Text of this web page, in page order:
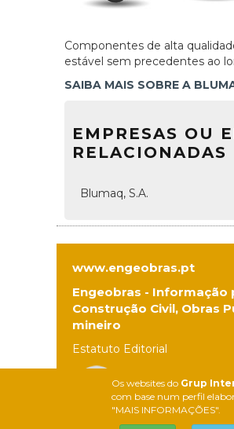
Os websites do Grup
com base num perfil
"MAIS INFORMAÇÕES".
Componentes de alta
estável sem precedentes ao
SAIBA MAIS SOBRE A
EMPRESAS OU
RELACIONADAS
Blumaq, S.A.
www.engeobras.pt
Engeobras - Informação
Construção Civil, Obras
mineiro
Estatuto Editorial